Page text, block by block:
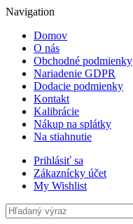
Navigation
Domov
O nás
Obchodné podmienky
Nariadenie GDPR
Dodacie podmienky
Kontakt
Kalibrácie
Nákup na splátky
Na stiahnutie
Prihlásiť sa
Zákaznícky účet
My Wishlist